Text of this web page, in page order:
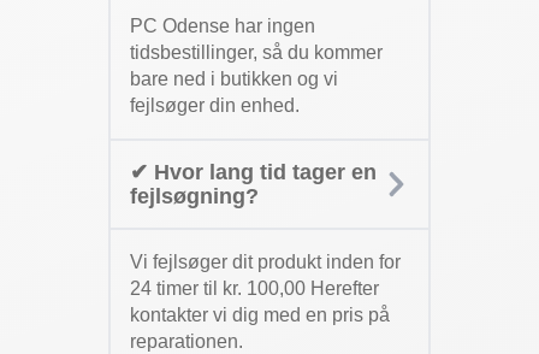
PC Odense har ingen
tidsbestillinger, så du kommer
bare ned i butikken og vi
fejlsøger din enhed.
✔ Hvor lang tid tager en
fejlsøgning?
Vi fejlsøger dit produkt inden for
24 timer til kr. 100,00 Herefter
kontakter vi dig med en pris på
reparationen.